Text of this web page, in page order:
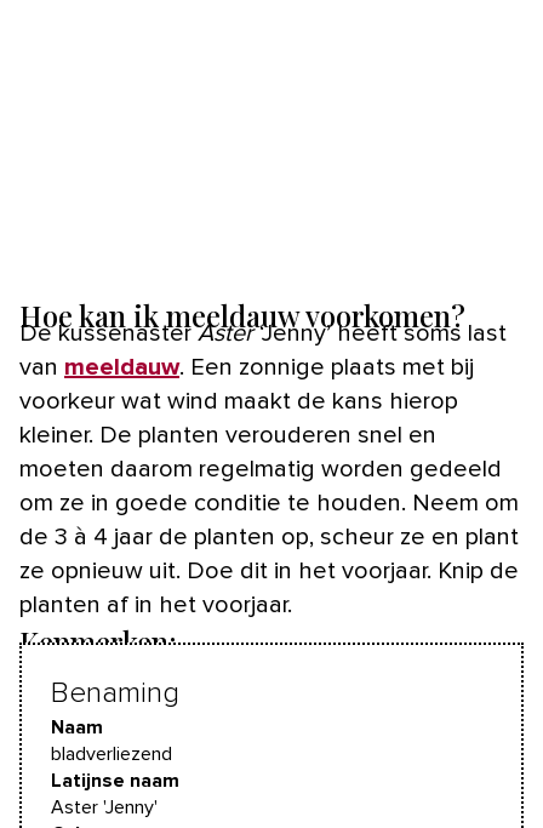
Hoe kan ik meeldauw voorkomen?
De kussenasterAster‘Jenny’ heeft soms last
van meeldauw. Een zonnige plaats met bij
voorkeur wat wind maakt de kans hierop
kleiner. De planten verouderen snel en
moeten daarom regelmatig worden gedeeld
om ze in goede conditie te houden. Neem om
de 3 à 4 jaar de planten op, scheur ze en plant
ze opnieuw uit. Doe dit in het voorjaar. Knip de
planten af in het voorjaar.
Kenmerken:
Benaming
Naam
bladverliezend
Latijnse naam
Aster 'Jenny'